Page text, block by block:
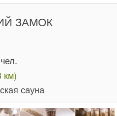
ЗАМОК
чел.
км)
сауна